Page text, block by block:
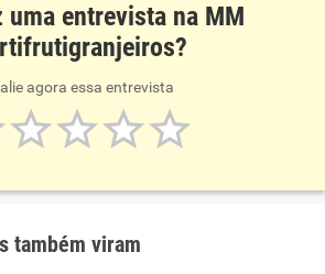
uma entrevista na MM
agora essa entrevista
também viram